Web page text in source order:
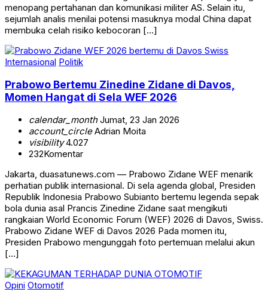
menopang pertahanan dan komunikasi militer AS. Selain itu,
sejumlah analis menilai potensi masuknya modal China dapat
membuka celah risiko kebocoran […]
Internasional Politik
Prabowo Bertemu Zinedine Zidane di Davos,
Momen Hangat di Sela WEF 2026
calendar_monthJumat, 23 Jan 2026
account_circleAdrian Moita
visibility4.027
232Komentar
Jakarta, duasatunews.com — Prabowo Zidane WEF menarik
perhatian publik internasional. Di sela agenda global, Presiden
Republik Indonesia Prabowo Subianto bertemu legenda sepak
bola dunia asal Prancis Zinedine Zidane saat mengikuti
rangkaian World Economic Forum (WEF) 2026 di Davos, Swiss.
Prabowo Zidane WEF di Davos 2026 Pada momen itu,
Presiden Prabowo mengunggah foto pertemuan melalui akun
[…]
Opini Otomotif